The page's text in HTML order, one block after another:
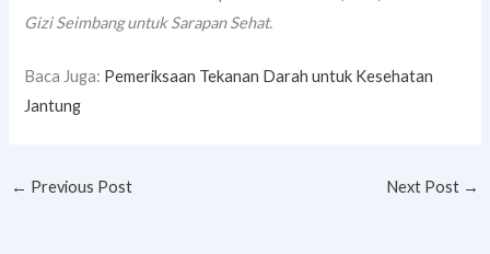
Gizi Seimbang untuk Sarapan Sehat.
Baca Juga: Pemeriksaan Tekanan Darah untuk Kesehatan
Jantung
← Previous Post Next Post →